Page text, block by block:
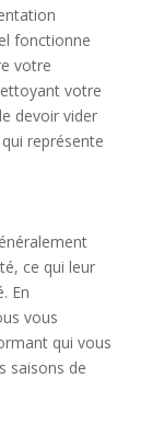
fonctionne
votre
votre
devoir vider
représente
ce qui leur
En
vous
qui vous
saisons de